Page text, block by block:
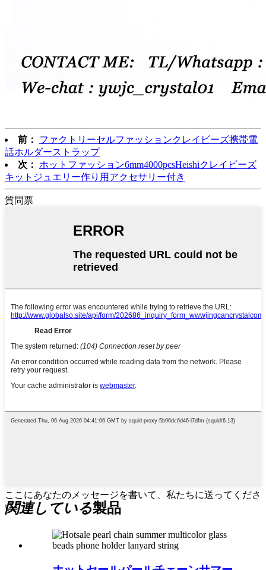
前：
ファクトリーセルファッションクレイビーズ携帯電
話ホルダーストラップ
次：
ホットファッション6mm4000pcsHeishiクレイビーズ
キットジュエリー作り用アクセサリー付き
質問票
ここにあなたのメッセージを書いて、私たちに送ってくださ
い
関連している製品